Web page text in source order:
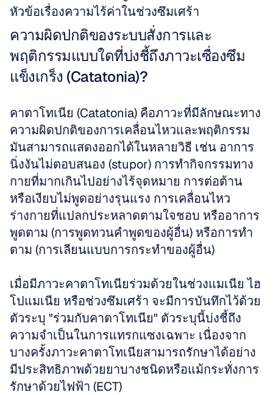
หัวข้อเรื่องความไร้ค่าในช่วงซึมเศร้า
ความผิดปกติของระบบสั่งการและ
พฤติกรรมแบบใดที่บ่งชี้ถึงภาวะเซื่องซึม
แข็งเกร็ง (Catatonia)?
คาตาโทเนีย (Catatonia) คือภาวะที่มีลักษณะทาง
ความผิดปกติของการเคลื่อนไหวและพฤติกรรม
มันสามารถแสดงออกได้ในหลายวิธี เช่น อาการ
นิ่งงันไม่ตอบสนอง (stupor) การทำกิจกรรมทาง
กายที่มากเกินไปอย่างไร้จุดหมาย การต่อต้าน
หรือเงียบไม่พูดอย่างรุนแรง การเคลื่อนไหว
ร่างกายที่แปลกประหลาดตามใจชอบ หรืออาการ
พูดตาม (การพูดทวนคำพูดของผู้อื่น) หรือการทำ
ตาม (การเลียนแบบการกระทำของผู้อื่น)
เมื่อมีภาวะคาตาโทเนียร่วมด้วยในช่วงแมเนีย ไฮ
โปแมเนีย หรือช่วงซึมเศร้า จะมีการบันทึกไว้ด้วย
ตัวระบุ "ร่วมกับคาตาโทเนีย" ตัวระบุนี้บ่งชี้ถึง
ความจำเป็นในการแทรกแซงเฉพาะ เนื่องจาก
บางครั้งภาวะคาตาโทเนียสามารถรักษาได้อย่าง
มีประสิทธิภาพด้วยยาบางชนิดหรือแม้กระทั่งการ
รักษาด้วยไฟฟ้า (ECT)